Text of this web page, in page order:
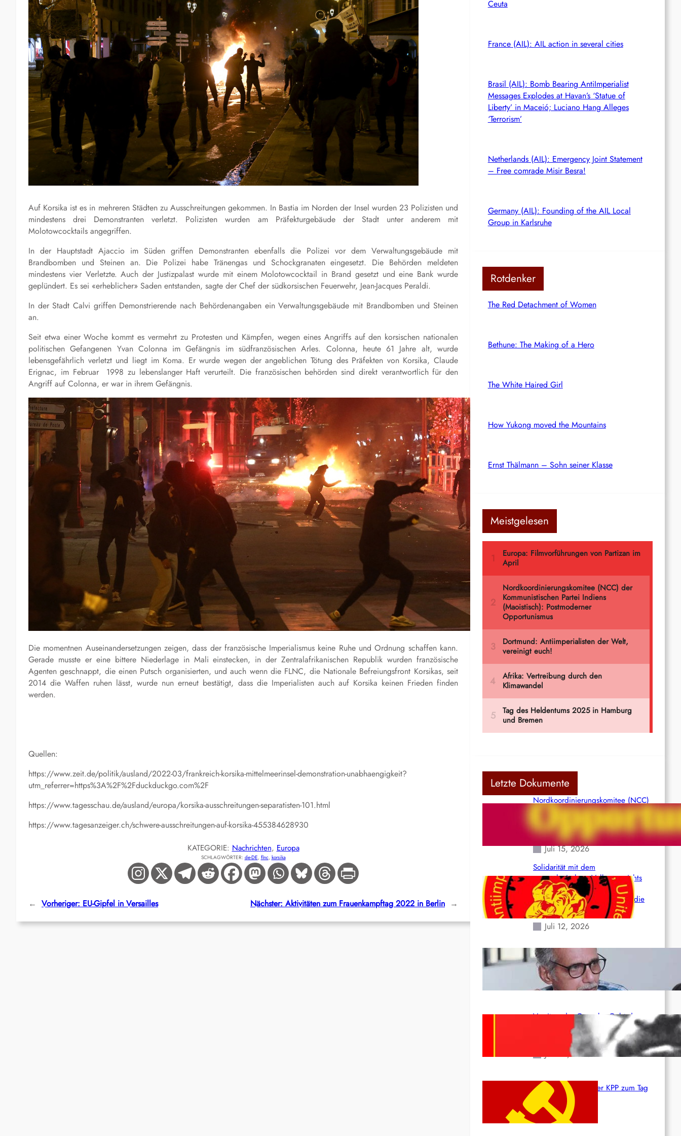
Auf Korsika ist es in mehreren Städten zu Ausschreitungen gekommen. In Bastia im Norden der Insel wurden 23 Polizisten und
mindestens drei Demonstranten verletzt. Polizisten wurden am Präfekturgebäude der Stadt unter anderem mit
Molotowcocktails angegriffen.
In der Hauptstadt Ajaccio im Süden griffen Demonstranten ebenfalls die Polizei vor dem Verwaltungsgebäude mit
Brandbomben und Steinen an. Die Polizei habe Tränengas und Schockgranaten eingesetzt. Die Behörden meldeten
mindestens vier Verletzte. Auch der Justizpalast wurde mit einem Molotowcocktail in Brand gesetzt und eine Bank wurde
geplündert. Es sei «erheblicher» Saden entstanden, sagte der Chef der südkorsischen Feuerwehr, Jean-Jacques Peraldi.
In der Stadt Calvi griffen Demonstrierende nach Behördenangaben ein Verwaltungsgebäude mit Brandbomben und Steinen
an.
Seit etwa einer Woche kommt es vermehrt zu Protesten und Kämpfen, wegen eines Angriffs auf den korsischen nationalen
politischen Gefangenen Yvan Colonna im Gefängnis im südfranzösischen Arles. Colonna, heute 61 Jahre alt, wurde
lebensgefährlich verletzt und liegt im Koma. Er wurde wegen der angeblichen Tötung des Präfekten von Korsika, Claude
Erignac, im Februar 1998 zu lebenslanger Haft verurteilt. Die französischen behörden sind direkt verantwortlich für den
Angriff auf Colonna, er war in ihrem Gefängnis.
Die momentnen Auseinandersetzungen zeigen, dass der französische Imperialismus keine Ruhe und Ordnung schaffen kann.
Gerade musste er eine bittere Niederlage in Mali einstecken, in der Zentralafrikanischen Republik wurden französische
Agenten geschnappt, die einen Putsch organisierten, und auch wenn die FLNC, die Nationale Befreiungsfront Korsikas, seit
2014 die Waffen ruhen lässt, wurde nun erneut bestätigt, dass die Imperialisten auch auf Korsika keinen Frieden finden
werden.
Quellen:
https://www.zeit.de/politik/ausland/2022-03/frankreich-korsika-mittelmeerinsel-demonstration-unabhaengigkeit?
utm_referrer=https%3A%2F%2Fduckduckgo.com%2F
https://www.tagesschau.de/ausland/europa/korsika-ausschreitungen-separatisten-101.html
https://www.tagesanzeiger.ch/schwere-ausschreitungen-auf-korsika-455384628930
KATEGORIE: Nachrichten, Europa
SCHLAGWÖRTER: de-DE, flnc, korsika
← Vorheriger: EU-Gipfel in Versailles Nächster: Aktivitäten zum Frauenkampftag 2022 in Berlin →
Ceuta
France (AIL): AIL action in several cities
Brasil (AIL): Bomb Bearing AntiImperialist
Messages Explodes at Havan’s ‘Statue of
Liberty’ in Maceió; Luciano Hang Alleges
‘Terrorism’
Netherlands (AIL): Emergency Joint Statement
– Free comrade Misir Besra!
Germany (AIL): Founding of the AIL Local
Group in Karlsruhe
Rotdenker
The Red Detachment of Women
Bethune: The Making of a Hero
The White Haired Girl
How Yukong moved the Mountains
Ernst Thälmann – Sohn seiner Klasse
Meistgelesen
Letzte Dokumente
Nordkoordinierungskomitee (NCC)
der Kommunistischen Partei Indiens
(Maoistisch): Postmoderner
Opportunismus
Juli 15, 2026
Solidarität mit dem
venezolanischem Volk angesichts
der verlorenen Leben und der
katastrophalen Situation durch die
Erdbeben des 24. Juni!
Juli 12, 2026
Indien: „Die Politik der
Kapitulation“ von K. Murali (Ajith)
Juli 1, 2026
Vorsitzender Gonzalo: Gebt das
Leben für die Partei und die
Juni 19, 2026
Beschluss des ZK der KPP zum Tag
des Heldentums
Juni 19, 2026